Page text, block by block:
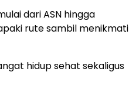
dari ASN hingga
rute sambil menikmati
hidup sehat sekaligus